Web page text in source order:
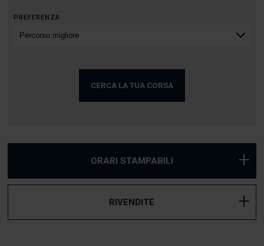
PREFERENZA
ORARI STAMPABILI +
RIVENDITE +